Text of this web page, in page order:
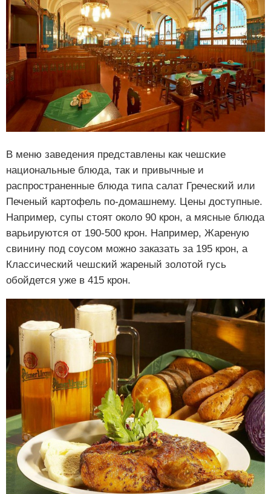
В меню заведения представлены как чешские
национальные блюда, так и привычные и
распространенные блюда типа салат Греческий или
Печеный картофель по-домашнему. Цены доступные.
Например, супы стоят около 90 крон, а мясные блюда
варьируются от 190-500 крон. Например, Жареную
свинину под соусом можно заказать за 195 крон, а
Классический чешский жареный золотой гусь
обойдется уже в 415 крон.